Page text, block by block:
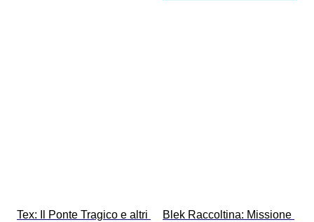
Tex: Il Ponte Tragico e altri
Blek Raccoltina: Missione